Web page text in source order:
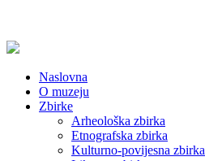
Naslovna
O muzeju
Zbirke
Arheološka zbirka
Etnografska zbirka
Kulturno-povijesna zbirka